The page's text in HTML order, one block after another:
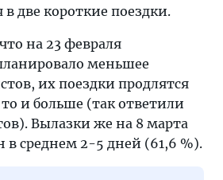
в две короткие поездки.
на 23 февраля
меньшее
их поездки продлятся
и больше (так ответили
Вылазки же на 8 марта
в среднем 2-5 дней (61,6 %).